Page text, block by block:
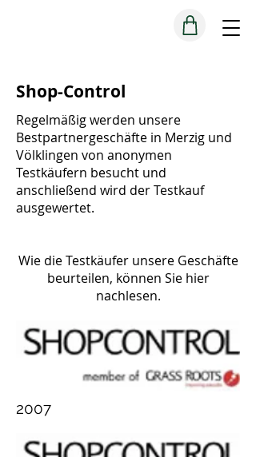
Shop-Control
Regelmäßig werden unsere
Bestpartnergeschäfte in Merzig und
Völklingen von anonymen
Testkäufern besucht und
anschließend wird der Testkauf
ausgewertet.
Wie die Testkäufer unsere Geschäfte
beurteilen, können Sie hier
nachlesen.
2007